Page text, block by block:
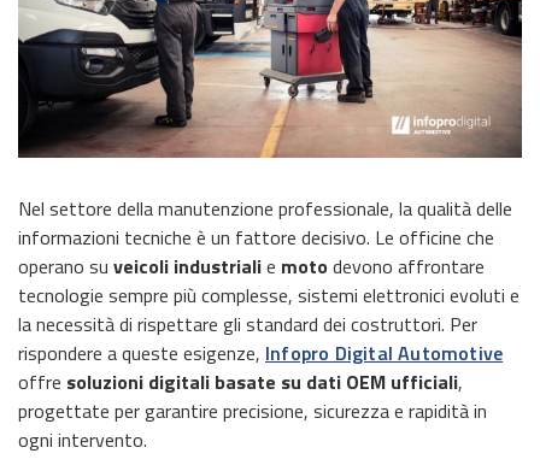
Nel settore della manutenzione professionale, la qualità delle
informazioni tecniche è un fattore decisivo. Le officine che
operano su veicoli industrialie moto devono affrontare
tecnologie sempre più complesse, sistemi elettronici evoluti e
la necessità di rispettare gli standard dei costruttori. Per
rispondere a queste esigenze, Infopro Digital Automotive
offre soluzioni digitali basate su dati OEM ufficiali,
progettate per garantire precisione, sicurezza e rapidità in
ogni intervento.